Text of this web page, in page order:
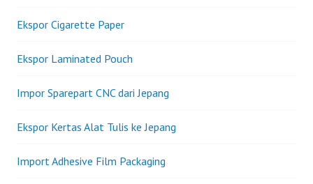
Ekspor Cigarette Paper
Ekspor Laminated Pouch
Impor Sparepart CNC dari Jepang
Ekspor Kertas Alat Tulis ke Jepang
Import Adhesive Film Packaging